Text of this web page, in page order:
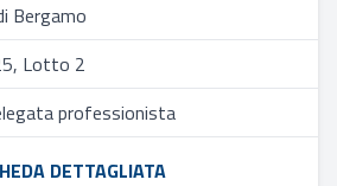
Bergamo
Lotto 2
professionista
DETTAGLIATA